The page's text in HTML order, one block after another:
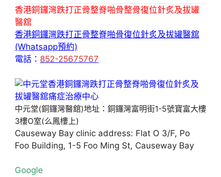
香港銅鑼灣跌打正骨整脊啪骨整骨復位針炙及拔罐
醫舘
香港銅鑼灣跌打正骨整脊啪骨復位針炙及拔罐醫舘
(Whatsapp預約)
電話： 852-25675767
中元堂(銅鑼灣醫舘)地址：銅鑼灣富明街1-5號寶富大樓
3樓O室(么鳳樓上)
Causeway Bay clinic address: Flat O 3/F, Po
Foo Building, 1-5 Foo Ming St, Causeway Bay
Google